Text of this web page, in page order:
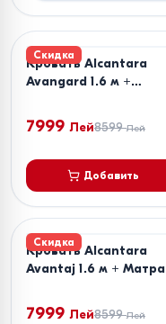
Скидка
Кровать Alcantara
Avangard 1.6 м +
Clasic 160x200
7999 Лей8599 Лей
Добавить
Скидка
Кровать Alcantara
Avantaj 1.6 м +
160x200
7999 Лей8599 Лей